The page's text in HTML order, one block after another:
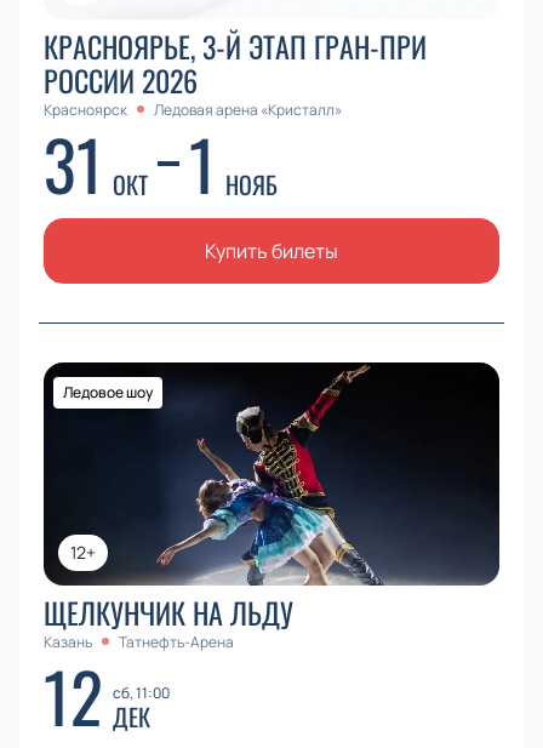
КРАСНОЯРЬЕ, 3-Й ЭТАП ГРАН-ПРИ
РОССИИ 2026
Красноярск Ледовая арена «Кристалл»
31 ОКТ 1 НОЯБ
Купить билеты
12+
Ледовое шоу
ЩЕЛКУНЧИК НА ЛЬДУ
Казань Татнефть-Арена
12 сб, 11:00
ДЕК